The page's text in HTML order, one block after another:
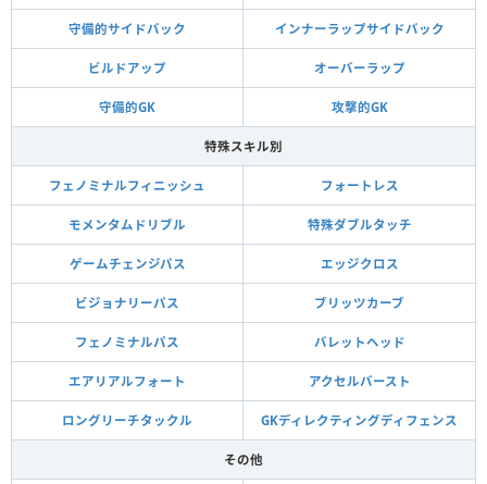
守備的サイドバック インナーラップサイドバック
ビルドアップ オーバーラップ
守備的GK 攻撃的GK
特殊スキル別
フェノミナルフィニッシュ フォートレス
モメンタムドリブル 特殊ダブルタッチ
ゲームチェンジパス エッジクロス
ビジョナリーパス ブリッツカーブ
フェノミナルパス バレットヘッド
エアリアルフォート アクセルバースト
ロングリーチタックル GKディレクティングディフェンス
その他